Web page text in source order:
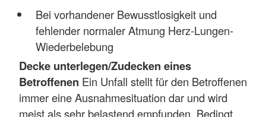
Bei vorhandener Bewusstlosigkeit und
fehlender normaler Atmung Herz-Lungen-
Wiederbelebung
Decke unterlegen/Zudecken eines
Betroffenen Ein Unfall stellt für den Betroffenen
immer eine Ausnahmesituation dar und wird
meist als sehr belastend empfunden. Bedingt